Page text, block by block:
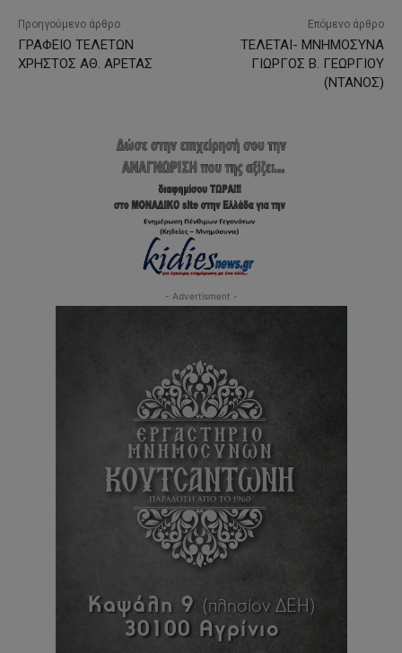
Προηγούμενο άρθρο
ΓΡΑΦΕΙΟ ΤΕΛΕΤΩΝ
ΧΡΗΣΤΟΣ ΑΘ. ΑΡΕΤΑΣ
Επόμενο άρθρο
ΤΕΛΕΤΑΙ- ΜΝΗΜΟΣΥΝΑ
ΓΙΩΡΓΟΣ Β. ΓΕΩΡΓΙΟΥ
(ΝΤΑΝΟΣ)
- Advertisment -